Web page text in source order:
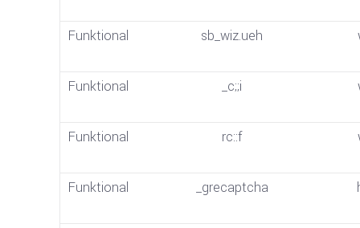
Funktional sb_wiz.ueh
Funktional _c;;i
Funktional rc::f
Funktional _grecaptcha